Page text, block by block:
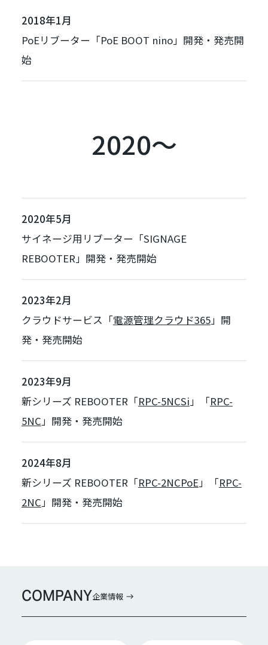
2018年1月
PoEリブーター「PoE BOOT nino」開発・発売開
始
2020～
2020年5月
サイネージ用リブーター「SIGNAGE
REBOOTER」開発・発売開始
2023年2月
クラウドサービス「電源管理クラウド365」開
発・発売開始
2023年9月
新シリーズ REBOOTER「RPC-5NCSi」「RPC-
5NC」開発・発売開始
2024年8月
新シリーズ REBOOTER「RPC-2NCPoE 」「RPC-
2NC 」開発・発売開始
COMPANY企業情報